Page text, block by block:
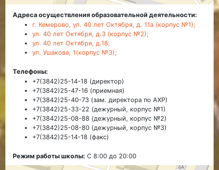
Адреса осуществления образовательной деятельности:
г. Кемерово, ул. 40 лет Октября, д. 11а (корпус №1);
ул. 40 лет Октября, д.3 (корпус №2);
ул. 40 лет Октября, д.18;
ул. Ушакова, 1(корпус №3);
Телефоны:
+7(3842)25-14-18 (директор)
+7(3842)25-47-16 (приемная)
+7(3842)25-40-73 (зам. директора по АХР)
+7(3842)25-33-22 (дежурный, корпус №1)
+7(3842)25-08-88 (дежурный, корпус №2)
+7(3842)25-08-80 (дежурный, корпус №3)
+7(3842)25-14-18 (факс)
Режим работы школы: С 8:00 до 20:00